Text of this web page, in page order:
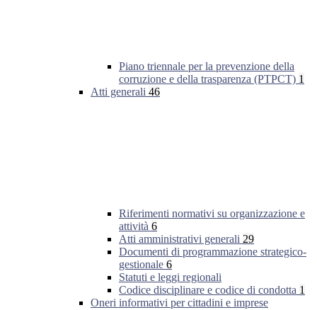
Piano triennale per la prevenzione della
corruzione e della trasparenza (PTPCT) 1
Atti generali 46
Riferimenti normativi su organizzazione e
attività 6
Atti amministrativi generali 29
Documenti di programmazione strategico-
gestionale 6
Statuti e leggi regionali
Codice disciplinare e codice di condotta 1
Oneri informativi per cittadini e imprese